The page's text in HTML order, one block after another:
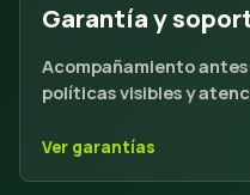
Garantía y
Acompañamiento
políticas visibles y
Ver garantías